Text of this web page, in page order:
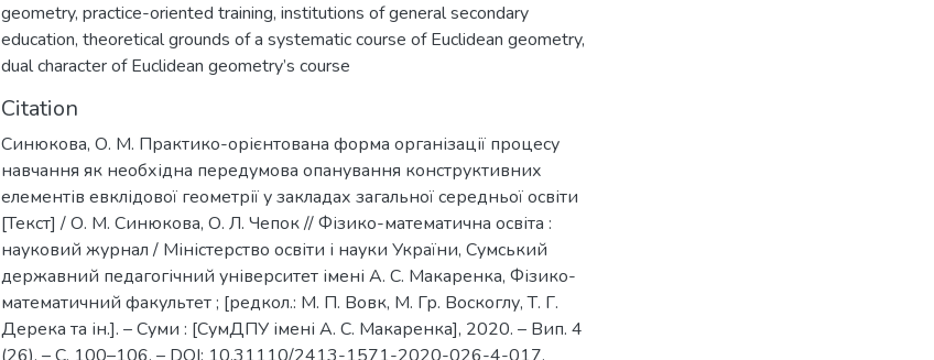
geometry, practice-oriented training, institutions of general secondary
education, theoretical grounds of a systematic course of Euclidean geometry,
dual character of Euclidean geometry’s course
Citation
Синюкова, О. М. Практико-орієнтована форма організації процесу
навчання як необхідна передумова опанування конструктивних
елементів евклідової геометрії у закладах загальної середньої освіти
[Текст] / О. М. Синюкова, О. Л. Чепок // Фізико-математична освіта :
науковий журнал / Міністерство освіти і науки України, Сумський
державний педагогічний університет імені А. С. Макаренка, Фізико-
математичний факультет ; [редкол.: М. П. Вовк, М. Гр. Воскоглу, Т. Г.
Дерека та ін.]. – Суми : [СумДПУ імені А. С. Макаренка], 2020. – Вип. 4